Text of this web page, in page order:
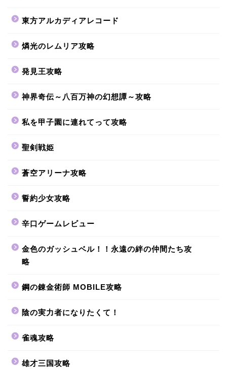
東方アルカディアレコード
燐光のレムリア攻略
発見王攻略
神界奇伝～八百万神の幻想譚～攻略
私を甲子園に連れてって攻略
聖剣戦姫
蒼空アリーナ攻略
誓約少女攻略
辛口ゲームレビュー
金色のガッシュベル！！永遠の絆の仲間たち攻
略
鋼の錬金術師 MOBILE攻略
陰の実力者になりたくて！
雀魂攻略
雄才三国攻略